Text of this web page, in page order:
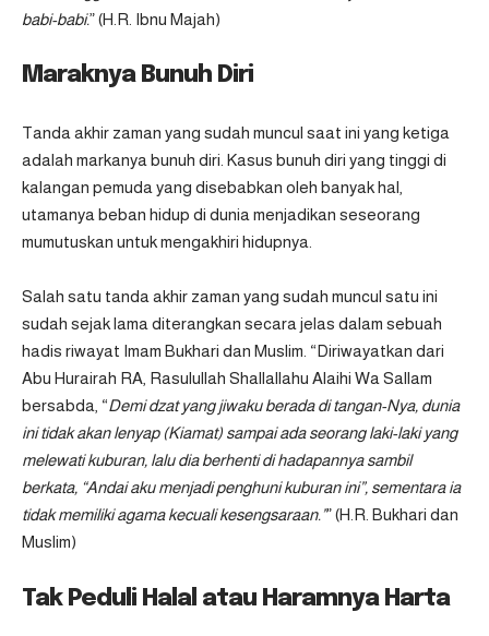
babi-babi.” (H.R. Ibnu Majah)
Maraknya Bunuh Diri
Tanda akhir zaman yang sudah muncul saat ini yang ketiga
adalah markanya bunuh diri. Kasus bunuh diri yang tinggi di
kalangan pemuda yang disebabkan oleh banyak hal,
utamanya beban hidup di dunia menjadikan seseorang
mumutuskan untuk mengakhiri hidupnya.
Salah satu tanda akhir zaman yang sudah muncul satu ini
sudah sejak lama diterangkan secara jelas dalam sebuah
hadis riwayat Imam Bukhari dan Muslim. “Diriwayatkan dari
Abu Hurairah RA, Rasulullah Shallallahu Alaihi Wa Sallam
bersabda, “Demi dzat yang jiwaku berada di tangan-Nya, dunia
ini tidak akan lenyap (Kiamat) sampai ada seorang laki-laki yang
melewati kuburan, lalu dia berhenti di hadapannya sambil
berkata, “Andai aku menjadi penghuni kuburan ini”, sementara ia
tidak memiliki agama kecuali kesengsaraan.”” (H.R. Bukhari dan
Muslim)
Tak Peduli Halal atau Haramnya Harta